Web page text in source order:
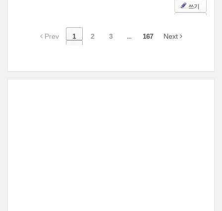
쓰기
Prev 1 2 3 ... 167 Next